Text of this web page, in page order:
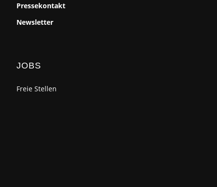
Pressekontakt
Newsletter
JOBS
Freie Stellen